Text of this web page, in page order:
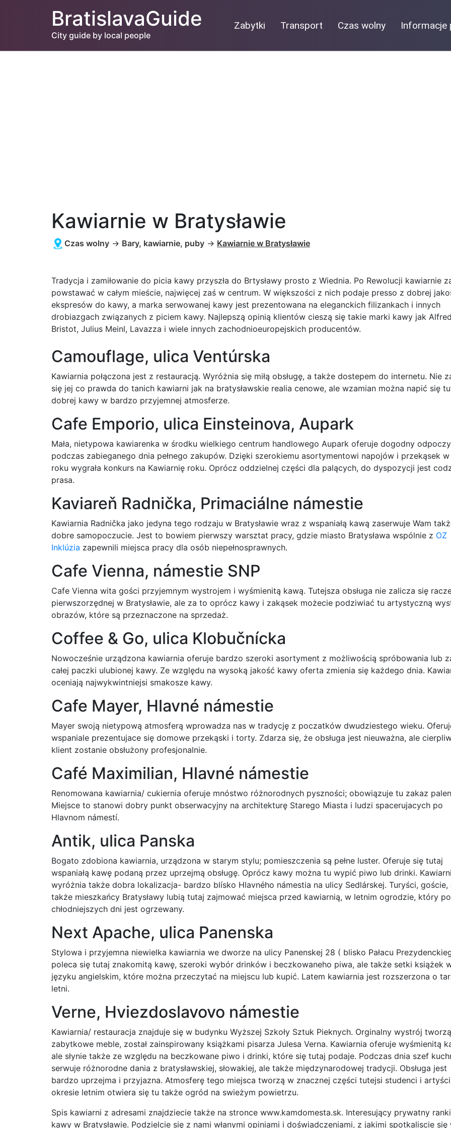
BratislavaGuide
City guide by local people
Zabytki Transport Czas wolny Informacje
Kawiarnie w Bratysławie
Czas wolny → Bary, kawiarnie, puby → Kawiarnie w Bratysławie
Tradycja i zamiłowanie do picia kawy przyszła do Brtysławy prosto z Wiednia. Po Rewolucji kawiarnie
powstawać w całym mieście, najwięcej zaś w centrum. W większości z nich podaje presso z dobrej
ekspresów do kawy, a marka serwowanej kawy jest prezentowana na eleganckich filizankach i innych
drobiazgach związanych z piciem kawy. Najlepszą opinią klientów cieszą się takie marki kawy jak
Bristot, Julius Meinl, Lavazza i wiele innych zachodnioeuropejskich producentów.
Camouflage, ulica Ventúrska
Kawiarnia połączona jest z restauracją. Wyróżnia się miłą obsługę, a także dostepem do internetu. Nie
się jej co prawda do tanich kawiarni jak na bratysławskie realia cenowe, ale wzamian można napić się
dobrej kawy w bardzo przyjemnej atmosferze.
Cafe Emporio, ulica Einsteinova, Aupark
Mała, nietypowa kawiarenka w środku wielkiego centrum handlowego Aupark oferuje dogodny
podczas zabieganego dnia pełnego zakupów. Dzięki szerokiemu asortymentowi napojów i przekąsek
roku wygrała konkurs na Kawiarnię roku. Oprócz oddzielnej części dla palących, do dyspozycji jest
prasa.
Kaviareň Radnička, Primaciálne námestie
Kawiarnia Radnička jako jedyna tego rodzaju w Bratysławie wraz z wspaniałą kawą zaserwuje Wam
dobre samopoczucie. Jest to bowiem pierwszy warsztat pracy, gdzie miasto Bratysława wspólnie z OZ
Inklúzia zapewnili miejsca pracy dla osób niepełnosprawnych.
Cafe Vienna, námestie SNP
Cafe Vienna wita gości przyjemnym wystrojem i wyśmienitą kawą. Tutejsza obsługa nie zalicza się
pierwszorzędnej w Bratysławie, ale za to oprócz kawy i zakąsek możecie podziwiać tu artystyczną
obrazów, które są przeznaczone na sprzedaż.
Coffee & Go, ulica Klobučnícka
Nowocześnie urządzona kawiarnia oferuje bardzo szeroki asortyment z możliwością spróbowania lub
całej paczki ulubionej kawy. Ze względu na wysoką jakość kawy oferta zmienia się każdego dnia.
oceniają najwykwintniejsi smakosze kawy.
Cafe Mayer, Hlavné námestie
Mayer swoją nietypową atmosferą wprowadza nas w tradycję z poczatków dwudziestego wieku.
wspaniale prezentujace się domowe przekąski i torty. Zdarza się, że obsługa jest nieuważna, ale
klient zostanie obsłużony profesjonalnie.
Café Maximilian, Hlavné námestie
Renomowana kawiarnia/ cukiernia oferuje mnóstwo różnorodnych pyszności; obowiązuje tu zakaz
Miejsce to stanowi dobry punkt obserwacyjny na architekturę Starego Miasta i ludzi spacerujacych po
Hlavnom námestí.
Antik, ulica Panska
Bogato zdobiona kawiarnia, urządzona w starym stylu; pomieszczenia są pełne luster. Oferuje się tutaj
wspaniałą kawę podaną przez uprzejmą obsługę. Oprócz kawy można tu wypić piwo lub drinki.
wyróżnia także dobra lokalizacja- bardzo blísko Hlavného námestia na ulicy Sedlárskej. Turyści, goście,
także mieszkańcy Bratysławy lubią tutaj zajmować miejsca przed kawiarnią, w letnim ogrodzie, który
chłodniejszych dni jest ogrzewany.
Next Apache, ulica Panenska
Stylowa i przyjemna niewielka kawiarnia we dworze na ulicy Panenskej 28 ( blisko Pałacu
poleca się tutaj znakomitą kawę, szeroki wybór drinków i beczkowaneho piwa, ale także setki książek
języku angielskim, które można przeczytać na miejscu lub kupić. Latem kawiarnia jest rozszerzona o
letni.
Verne, Hviezdoslavovo námestie
Kawiarnia/ restauracja znajduje się w budynku Wyższej Szkoły Sztuk Pieknych. Orginalny wystrój tworzą
zabytkowe meble, został zainspirowany książkami pisarza Julesa Verna. Kawiarnia oferuje wyśmienitą
ale słynie także ze względu na beczkowane piwo i drinki, które się tutaj podaje. Podczas dnia szef
serwuje różnorodne dania z bratysławskiej, słowakiej, ale także międzynarodowej tradycji. Obsługa jest
bardzo uprzejma i przyjazna. Atmosferę tego miejsca tworzą w znacznej części tutejsi studenci i
okresie letnim otwiera się tu także ogród na swieżym powietrzu.
Spis kawiarni z adresami znajdziecie także na stronce www.kamdomesta.sk. Interesujący prywatny
kawy w Bratysławie. Podzielcie się z nami włanymi opiniami i doświadczeniami, z jakimi spotkaliscie się